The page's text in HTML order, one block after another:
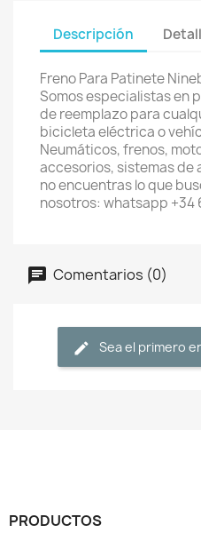
Descripción
Freno Para Patinete
Somos especialistas en
de reemplazo para
bicicleta eléctrica o
Neumáticos, frenos,
accesorios, sistemas de
no encuentras lo que
nosotros: whatsapp +34
Comentarios (0)
Sea el primero
PRODUCTOS